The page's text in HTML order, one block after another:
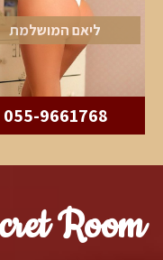
ליאם המושלמת
055-9661768
Room